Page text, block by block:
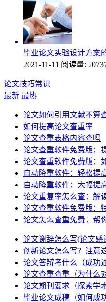
毕业论文实验设计方案
2021-11-11 阅读量:
论文技巧常识
最新 最热
论文如何引用文献不算
如何提高论文查重率
论文查重表格内容查吗
论文查重软件免费版：
论文查重软件免费版：
自动降重软件：轻松提
自动降重软件：大幅提
论文重复率怎么查：解
论文查重软件免费版：
论文怎么查重免费：帮
论文谢辞怎么写(论文感
创新论文怎么写？注意
论文答辩考什么（成功
论文查重查重（为什么
论文期刊要求（探索学
毕业论文成稿（如何成